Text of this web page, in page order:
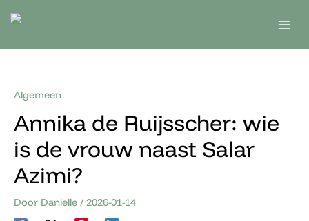
naar
Algemeen
Annika de Ruijsscher: wie
is de vrouw naast Salar
Azimi?
Door Danielle / 2026-01-14